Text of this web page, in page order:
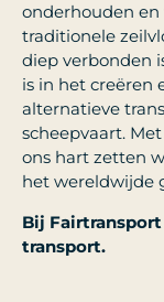
onderhouden en
traditionele
diep verbonden
is in het creëren
alternatieve
scheepvaart.
ons hart zetten
het wereldwijde
Bij
transport.